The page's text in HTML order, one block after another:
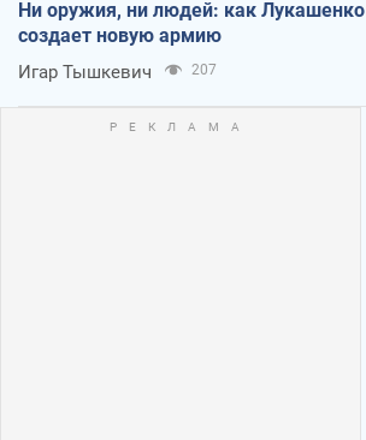
Ни оружия, ни людей: как Лукашенко
создает новую армию
Игар Тышкевич 207